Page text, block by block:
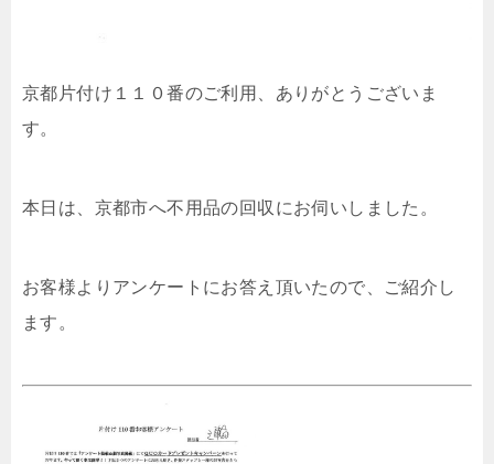
京都片付け１１０番のご利用、ありがとうございま
す。
本日は、京都市へ不用品の回収にお伺いしました。
お客様よりアンケートにお答え頂いたので、ご紹介し
ます。